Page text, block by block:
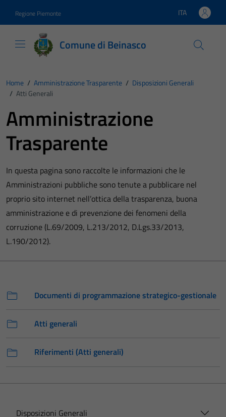
Regione Piemonte Lingua attiva:
ITA
Comune di Beinasco
Home / Amministrazione Trasparente / Disposizioni Generali
/ Atti Generali
Amministrazione
Trasparente
In questa pagina sono raccolte le informazioni che le
Amministrazioni pubbliche sono tenute a pubblicare nel
proprio sito internet nell’ottica della trasparenza, buona
amministrazione e di prevenzione dei fenomeni della
corruzione (L.69/2009, L.213/2012, D.Lgs.33/2013,
L.190/2012).
Documenti di programmazione strategico-gestionale
Atti generali
Riferimenti (Atti generali)
Disposizioni Generali